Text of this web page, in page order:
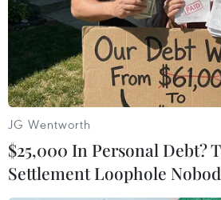
#SEA Games
#đua thuyền truyền
#huy chương Vàng
Theo dõi VietnamPlus
JG Wentworth
$25,000 In Personal Debt?
Settlement Loophole